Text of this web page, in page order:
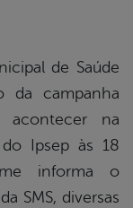
de Saúde
da campanha
acontecer na
Ipsep às 18
informa o
SMS, diversas